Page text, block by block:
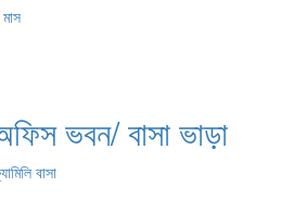
ভবন/ বাসা ভাড়া
বাসা